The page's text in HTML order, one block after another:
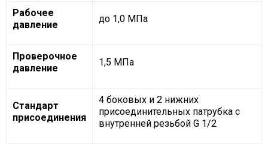
Рабочее
давление
до 1,0 МПа
Проверочное
давление
1,5 МПа
Стандарт
присоединения
4 боковых и 2 нижних
присоединительных патрубка с
внутренней резьбой G 1/2